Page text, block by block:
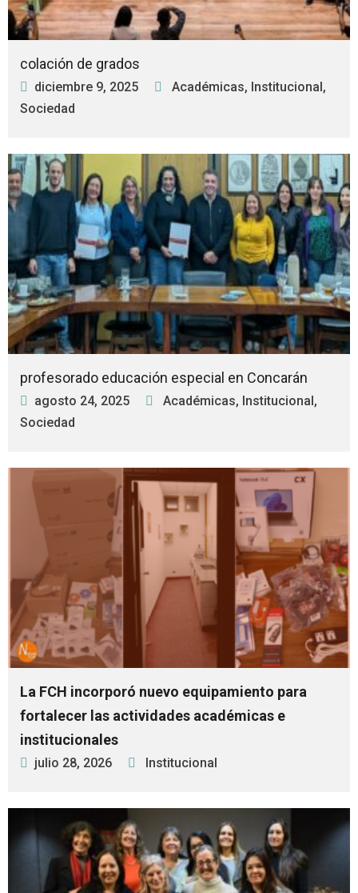
colación de grados
diciembre 9, 2025 Académicas, Institucional,
Sociedad
profesorado educación especial en Concarán
agosto 24, 2025 Académicas, Institucional,
Sociedad
La FCH incorporó nuevo equipamiento para
fortalecer las actividades académicas e
institucionales
julio 28, 2026 Institucional